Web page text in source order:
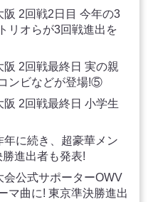
阪 2回戦2日目 今年の3
リオらが3回戦進出を
阪 2回戦最終日 実の親
ンビなどが登場!⑤
阪 2回戦最終日 小学生
年に続き、超豪華メン
進出者も発表!
会公式サポーターOWV
マ曲に! 東京準決勝進出